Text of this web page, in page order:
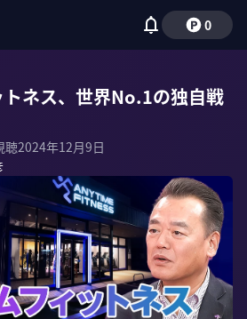
0
ネス、世界No.1の独自戦
聴2024年12月9日